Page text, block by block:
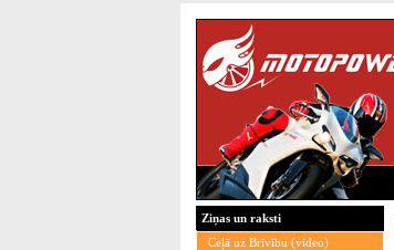
Ziņas un raksti
Ceļā uz Brīvību (video)